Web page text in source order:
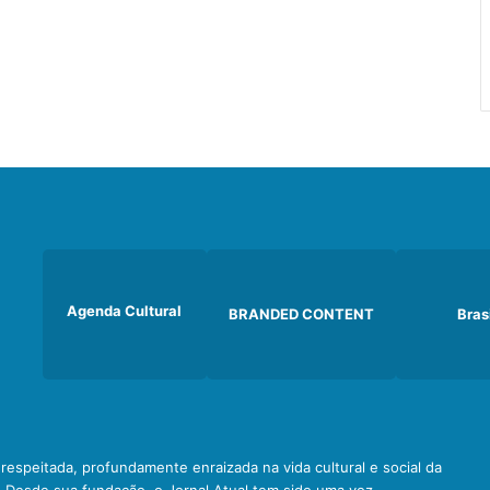
Agenda Cultural BRANDED CONTENT
profundamente enraizada na vida cultural e social da